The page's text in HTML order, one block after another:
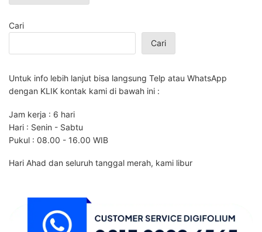
Cari
Cari
Untuk info lebih lanjut bisa langsung Telp atau WhatsApp
dengan KLIK kontak kami di bawah ini :
Jam kerja : 6 hari
Hari : Senin - Sabtu
Pukul : 08.00 - 16.00 WIB
Hari Ahad dan seluruh tanggal merah, kami libur